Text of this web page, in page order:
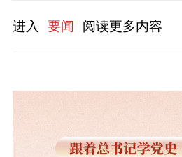
进入 要闻 阅读更多内容